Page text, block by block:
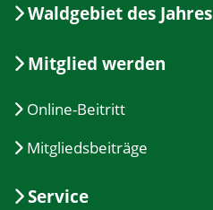
Waldgebiet des Jahres
Mitglied werden
Online-Beitritt
Mitgliedsbeiträge
Service